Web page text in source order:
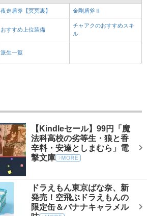
夜走盾斧【冥冥裏】 金剛盾斧Ⅱ
おすすめ上位装備
チャアクのおすすめスキ
ル
派生一覧
【Kindleセール】99円「魔
法科高校の劣等生・狼と香
辛料・安達としまむら」電
撃文庫
ドラえもん東京ばな奈、新
発売！空飛ぶドラえもんの
限定缶＆バナナキャラメル